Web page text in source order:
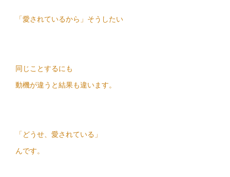
「愛されているから」そうしたい
同じことするにも
動機が違うと結果も違います。
「どうせ、愛されている」
んです。